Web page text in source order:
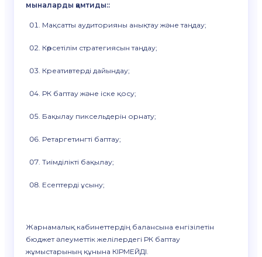
мыналарды қамтиды::
Мақсатты аудиторияны анықтау және таңдау;
Көрсетілім стратегиясын таңдау;
Креативтерді дайындау;
РК баптау және іске қосу;
Бақылау пиксельдерін орнату;
Ретаргетингті баптау;
Тиімділікті бақылау;
Есептерді ұсыну;
Жарнамалық кабинеттердің балансына енгізілетін
бюджет әлеуметтік желілердегі РК баптау
жұмыстарының құнына КІРМЕЙДІ.